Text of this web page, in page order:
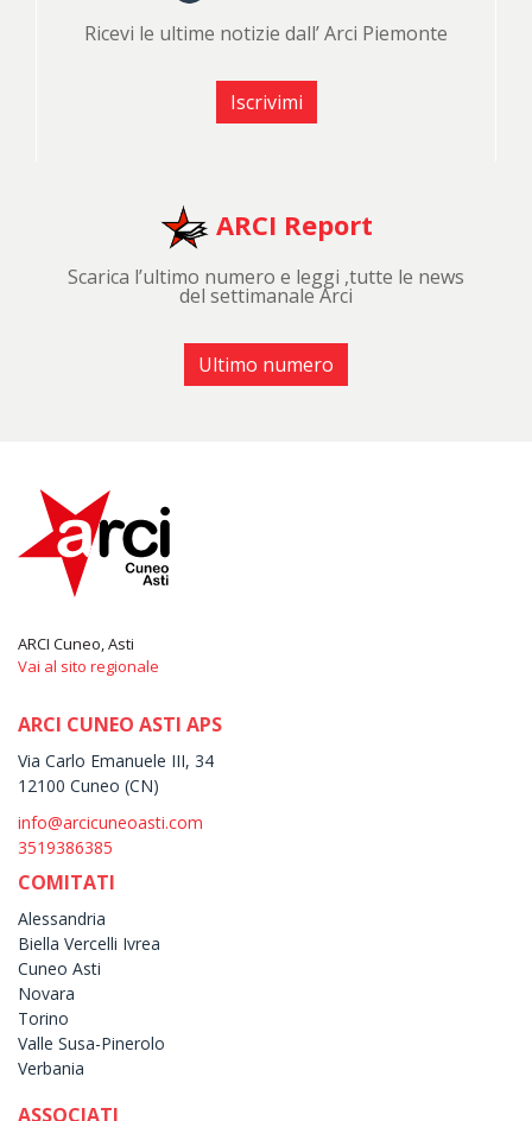
Ricevi le ultime notizie dall’ Arci Piemonte
Iscrivimi
ARCI Report
Scarica l’ultimo numero e leggi ,tutte le news
del settimanale Arci
Ultimo numero
ARCI Cuneo, Asti
Vai al sito regionale
ARCI CUNEO ASTI APS
Via Carlo Emanuele III, 34
12100 Cuneo (CN)
info@arcicuneoasti.com
3519386385
COMITATI
Alessandria
Biella Vercelli Ivrea
Cuneo Asti
Novara
Torino
Valle Susa-Pinerolo
Verbania
ASSOCIATI